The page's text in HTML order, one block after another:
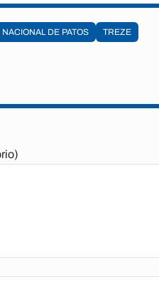
NACIONAL DE PATOS TREZE